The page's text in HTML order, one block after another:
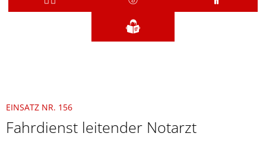
EINSATZ NR. 156
Fahrdienst leitender Notarzt